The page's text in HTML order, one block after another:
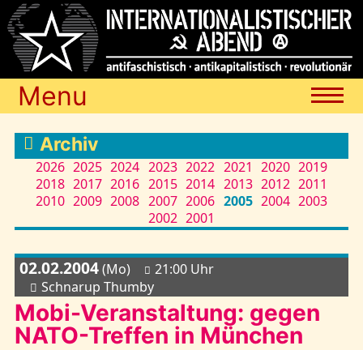
Menu
Blog
Archiv
Archiv
2026 2025 2024 2023 2022 2021 2020 2019
2018 2017 2016 2015 2014 2013 2012 2011
2010 2009 2008 2007 2006 2005 2004 2003
2002 2001
02.02.2004(Mo)
21:00 Uhr
Schnarup Thumby
Mobi-Veranstaltung: gegen
NATO-Treffen in München